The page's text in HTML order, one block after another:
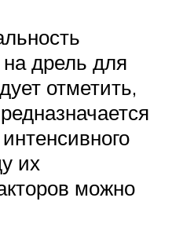
дрель для
отметить,
их
можно